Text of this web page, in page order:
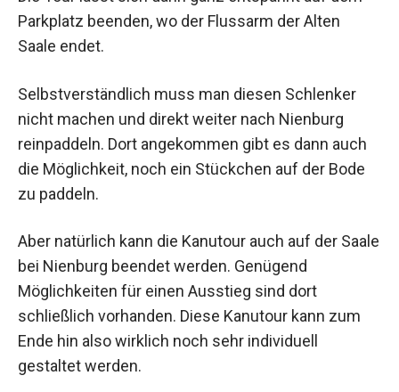
Parkplatz beenden, wo der Flussarm der Alten
Saale endet.
Selbstverständlich muss man diesen Schlenker
nicht machen und direkt weiter nach Nienburg
reinpaddeln. Dort angekommen gibt es dann auch
die Möglichkeit, noch ein Stückchen auf der Bode
zu paddeln.
Aber natürlich kann die Kanutour auch auf der Saale
bei Nienburg beendet werden. Genügend
Möglichkeiten für einen Ausstieg sind dort
schließlich vorhanden. Diese Kanutour kann zum
Ende hin also wirklich noch sehr individuell
gestaltet werden.